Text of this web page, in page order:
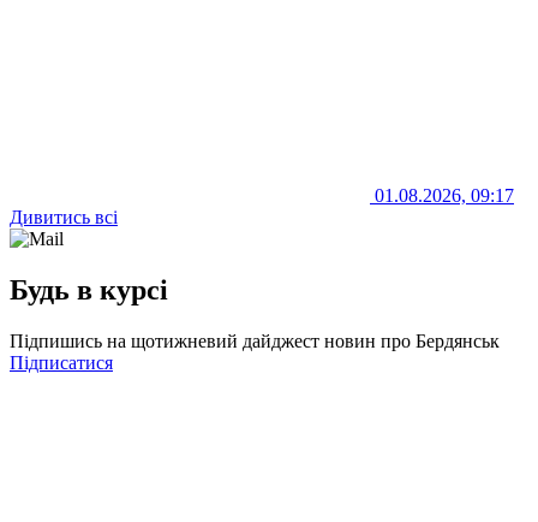
01.08.2026, 09:17
Дивитись всі
Будь в курсі
Підпишись на щотижневий дайджест новин про Бердянськ
Підписатися